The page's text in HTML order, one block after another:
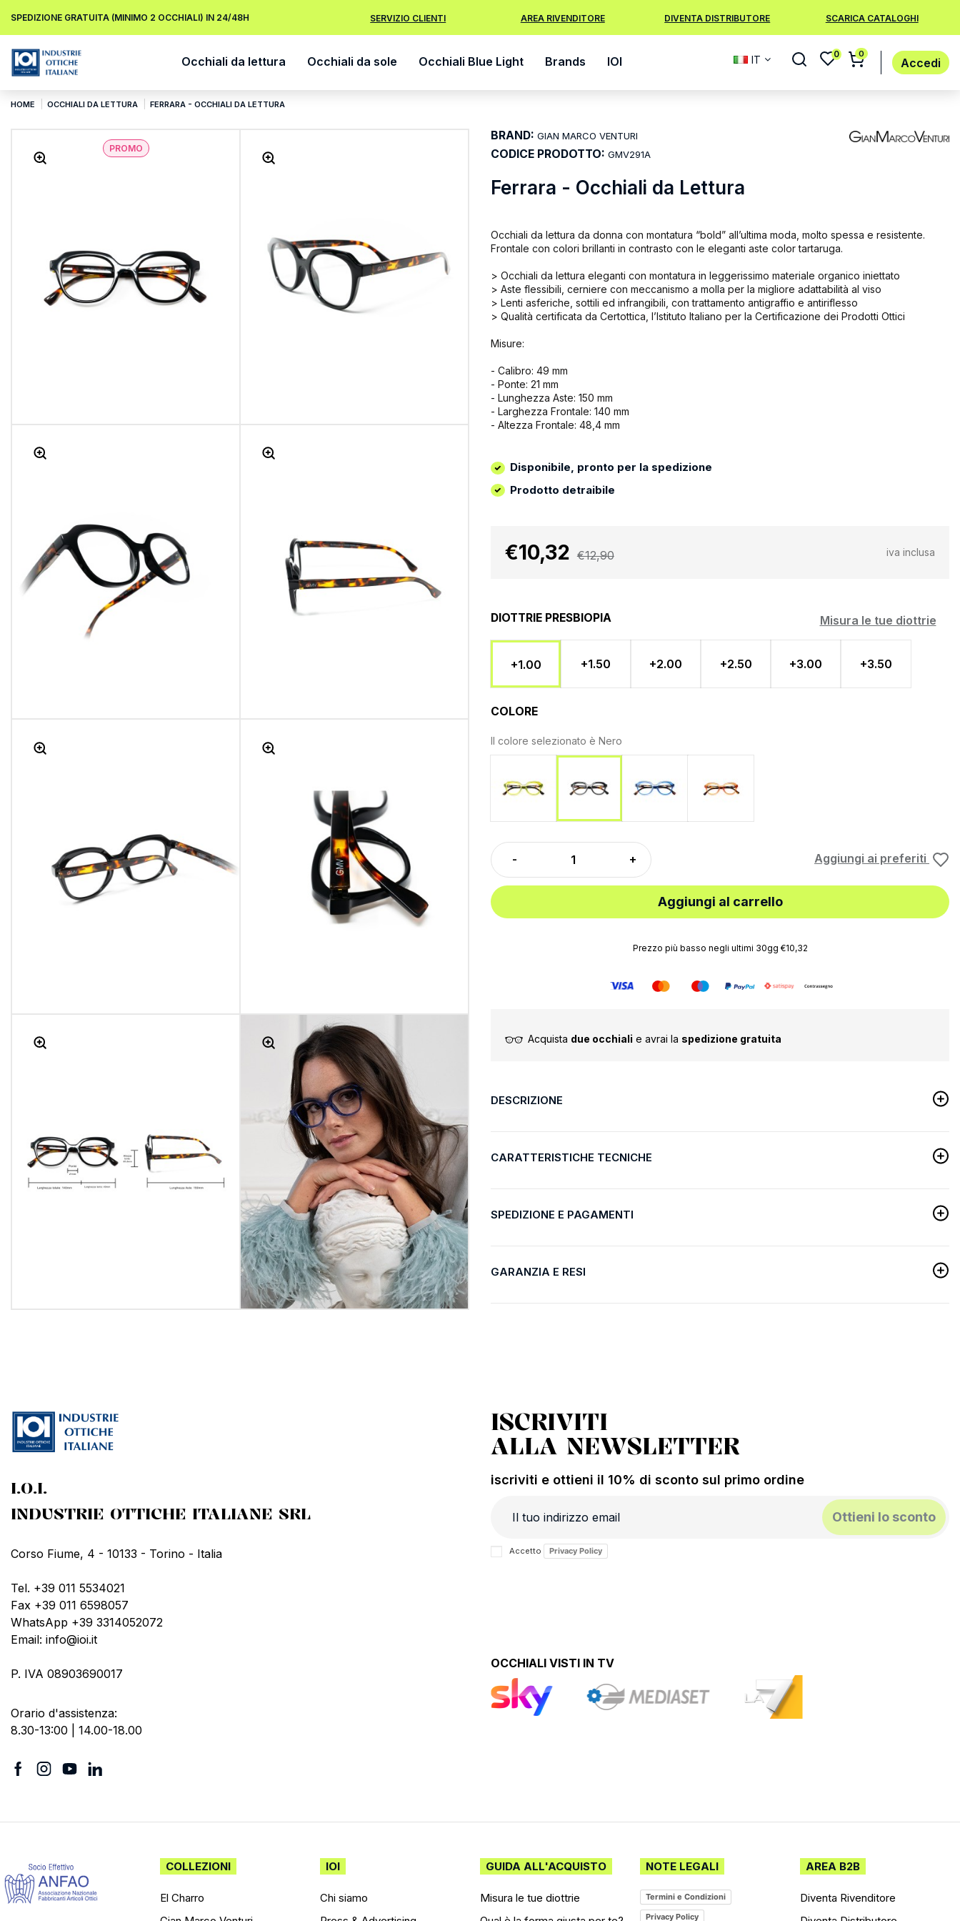
SPEDIZIONE GRATUITA (MINIMO 2 OCCHIALI) IN 24/48H SERVIZIO CLIENTI AREA RIVENDITORE DIVENTA DISTRIBUTORE SCARICA CATALOGHI
Occhiali da lettura Occhiali da sole Occhiali Blue Light Brands IOI IT 0 0
Accedi
HOME OCCHIALI DA LETTURA FERRARA - OCCHIALI DA LETTURA
PROMO
Ferrara - Occhiali da Lettura
Occhiali da lettura da donna con montatura “bold” all’ultima moda, molto spessa e resistente.
Frontale con colori brillanti in contrasto con le eleganti aste color tartaruga.
> Occhiali da lettura eleganti con montatura in leggerissimo materiale organico iniettato
> Aste flessibili, cerniere con meccanismo a molla per la migliore adattabilità al viso
> Lenti asferiche, sottili ed infrangibili, con trattamento antigraffio e antiriflesso
> Qualità certificata da Certottica, l’Istituto Italiano per la Certificazione dei Prodotti Ottici
Misure:
- Calibro: 49 mm
- Ponte: 21 mm
- Lunghezza Aste: 150 mm
- Larghezza Frontale: 140 mm
- Altezza Frontale: 48,4 mm
Disponibile, pronto per la spedizione
Prodotto detraibile
BRAND: GIAN MARCO VENTURI
CODICE PRODOTTO: GMV291A
€10,32 €12,90 iva inclusa
DIOTTRIE PRESBIOPIA Misura le tue diottrie
+1.00 +1.50 +2.00 +2.50 +3.00 +3.50
COLORE
Il colore selezionato è Nero
Aggiungi ai preferiti
Aggiungi al carrello
Prezzo più basso negli ultimi 30gg €10,32
Acquista due occhiali e avrai la spedizione gratuita
DESCRIZIONE
CARATTERISTICHE TECNICHE
SPEDIZIONE E PAGAMENTI
GARANZIA E RESI
I.O.I.
INDUSTRIE OTTICHE ITALIANE SRL
Corso Fiume, 4 - 10133 - Torino - Italia
Tel. +39 011 5534021
Fax +39 011 6598057
WhatsApp +39 3314052072
Email: info@ioi.it
P. IVA 08903690017
Orario d'assistenza:
8.30-13:00 | 14.00-18.00
ISCRIVITI
ALLA NEWSLETTER
iscriviti e ottieni il 10% di sconto sul primo ordine
Ottieni lo sconto
Accetto Privacy Policy
OCCHIALI VISTI IN TV
COLLEZIONI
El Charro
IOI
Chi siamo
GUIDA ALL'ACQUISTO
Misura le tue diottrie
NOTE LEGALI
Termini e Condizioni
Privacy Policy
AREA B2B
Diventa Rivenditore